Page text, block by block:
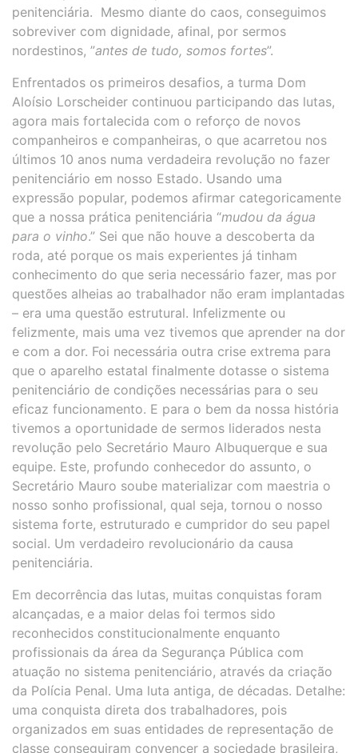
penitenciária. Mesmo diante do caos, conseguimos
sobreviver com dignidade, afinal, por sermos
nordestinos, ”antes de tudo, somos fortes”.
Enfrentados os primeiros desafios, a turma Dom
Aloísio Lorscheider continuou participando das lutas,
agora mais fortalecida com o reforço de novos
companheiros e companheiras, o que acarretou nos
últimos 10 anos numa verdadeira revolução no fazer
penitenciário em nosso Estado. Usando uma
expressão popular, podemos afirmar categoricamente
que a nossa prática penitenciária “mudou da água
para o vinho.” Sei que não houve a descoberta da
roda, até porque os mais experientes já tinham
conhecimento do que seria necessário fazer, mas por
questões alheias ao trabalhador não eram implantadas
– era uma questão estrutural. Infelizmente ou
felizmente, mais uma vez tivemos que aprender na dor
e com a dor. Foi necessária outra crise extrema para
que o aparelho estatal finalmente dotasse o sistema
penitenciário de condições necessárias para o seu
eficaz funcionamento. E para o bem da nossa história
tivemos a oportunidade de sermos liderados nesta
revolução pelo Secretário Mauro Albuquerque e sua
equipe. Este, profundo conhecedor do assunto, o
Secretário Mauro soube materializar com maestria o
nosso sonho profissional, qual seja, tornou o nosso
sistema forte, estruturado e cumpridor do seu papel
social. Um verdadeiro revolucionário da causa
penitenciária.
Em decorrência das lutas, muitas conquistas foram
alcançadas, e a maior delas foi termos sido
reconhecidos constitucionalmente enquanto
profissionais da área da Segurança Pública com
atuação no sistema penitenciário, através da criação
da Polícia Penal. Uma luta antiga, de décadas. Detalhe:
uma conquista direta dos trabalhadores, pois
organizados em suas entidades de representação de
classe conseguiram convencer a sociedade brasileira,